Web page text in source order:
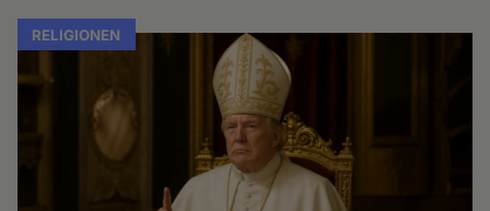
RELIGIONEN